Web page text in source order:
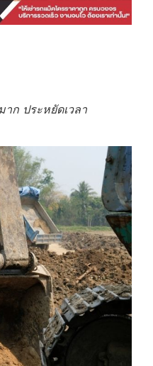
าก ประหยัดเวลา